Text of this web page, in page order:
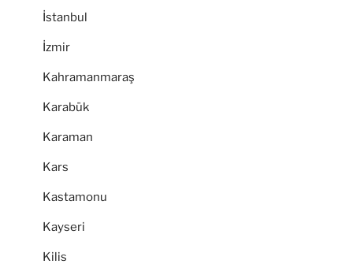
İstanbul
İzmir
Kahramanmaraş
Karabük
Karaman
Kars
Kastamonu
Kayseri
Kilis